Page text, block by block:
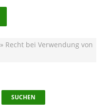
» Recht bei Verwendung von